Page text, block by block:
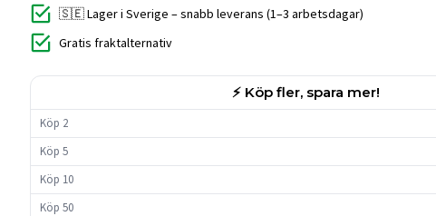
🇸🇪 Lager i Sverige – snabb leverans (1–3 arbetsdagar)
Gratis fraktalternativ
⚡ Köp fler, spara mer!
Köp 2
Köp 5
Köp 10
Köp 50